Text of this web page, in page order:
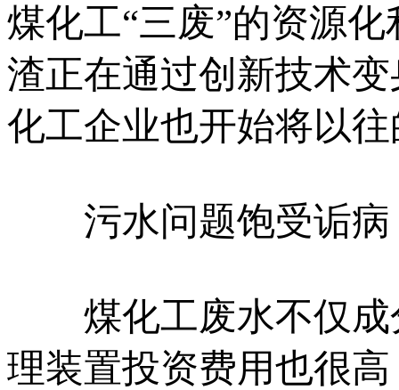
煤化工“三废”的资源
渣正在通过创新技术
化工企业也开始将以
污水问题饱受诟病
煤化工废水不仅成
理装置投资费用也很